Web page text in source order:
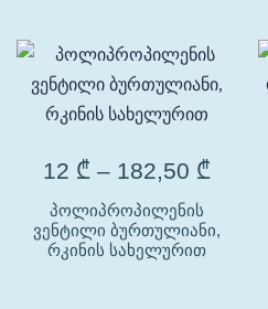
12 ₾ – 182,50 ₾
პოლიპროპილენის
ვენტილი ბურთულიანი,
რკინის სახელურით